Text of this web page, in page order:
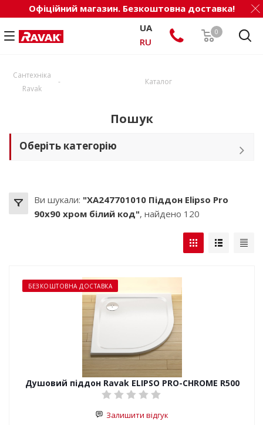
Офіційний магазин. Безкоштовна доставка!
0
UA
RU
Сантехніка
Ravak
- Каталог
Пошук
Оберіть категорію
Ви шукали: "XA247701010 Піддон Elipso Pro
90х90 хром білий код", найдено 120
БЕЗКОШТОВНА ДОСТАВКА
Душовий піддон Ravak ELIPSO PRO-CHROME R500
Залишити відгук